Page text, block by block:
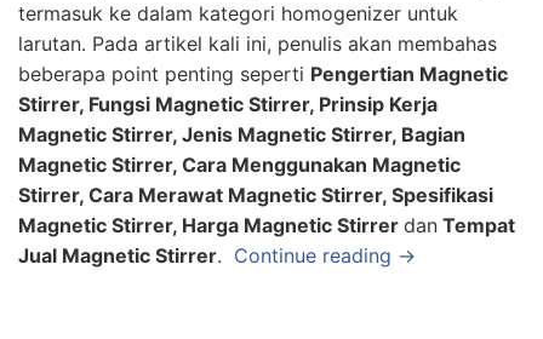
termasuk ke dalam kategori homogenizer untuk
larutan. Pada artikel kali ini, penulis akan membahas
beberapa point penting seperti Pengertian Magnetic
Stirrer, Fungsi Magnetic Stirrer, Prinsip Kerja
Magnetic Stirrer, Jenis Magnetic Stirrer, Bagian
Magnetic Stirrer, Cara Menggunakan Magnetic
Stirrer, Cara Merawat Magnetic Stirrer, Spesifikasi
Magnetic Stirrer, Harga Magnetic Stirrer dan Tempat
Jual Magnetic Stirrer. Continue reading →